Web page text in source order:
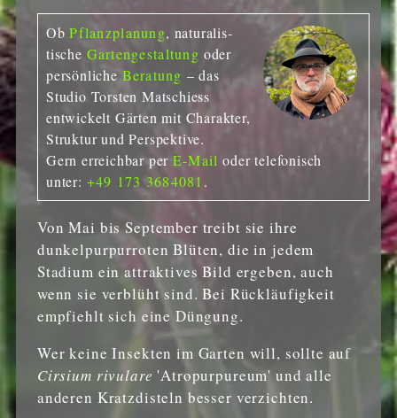
ObPflanzplanung, naturalis­
tische Gartengestaltung oder
persönliche Beratung – das
Studio Torsten Matschiess
entwickelt Gärten mit Charakter,
Struktur und Perspektive.
Gern erreichbar per E-Mail oder telefonisch
unter: +49 173 3684081 .
Von Mai bis September treibt sie ihre
dunkelpurpurroten Blüten, die in jedem
Stadium ein attraktives Bild ergeben, auch
wenn sie verblüht sind. Bei Rückläufigkeit
empfiehlt sich eine Düngung.
Wer keine Insekten im Garten will, sollte auf
Cirsium rivulare 'Atropurpureum' und alle
anderen Kratzdisteln besser verzichten.